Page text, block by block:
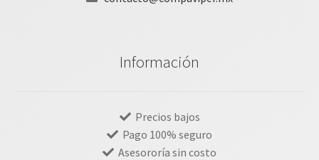
Información
Precios bajos
Pago 100% seguro
Asesororía sin costo